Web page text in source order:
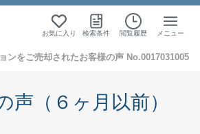
お気に入り 検索条件 閲覧履歴 メニュー
ンをご売却されたお客様の声 No.0017031005
声（６ヶ月以前）